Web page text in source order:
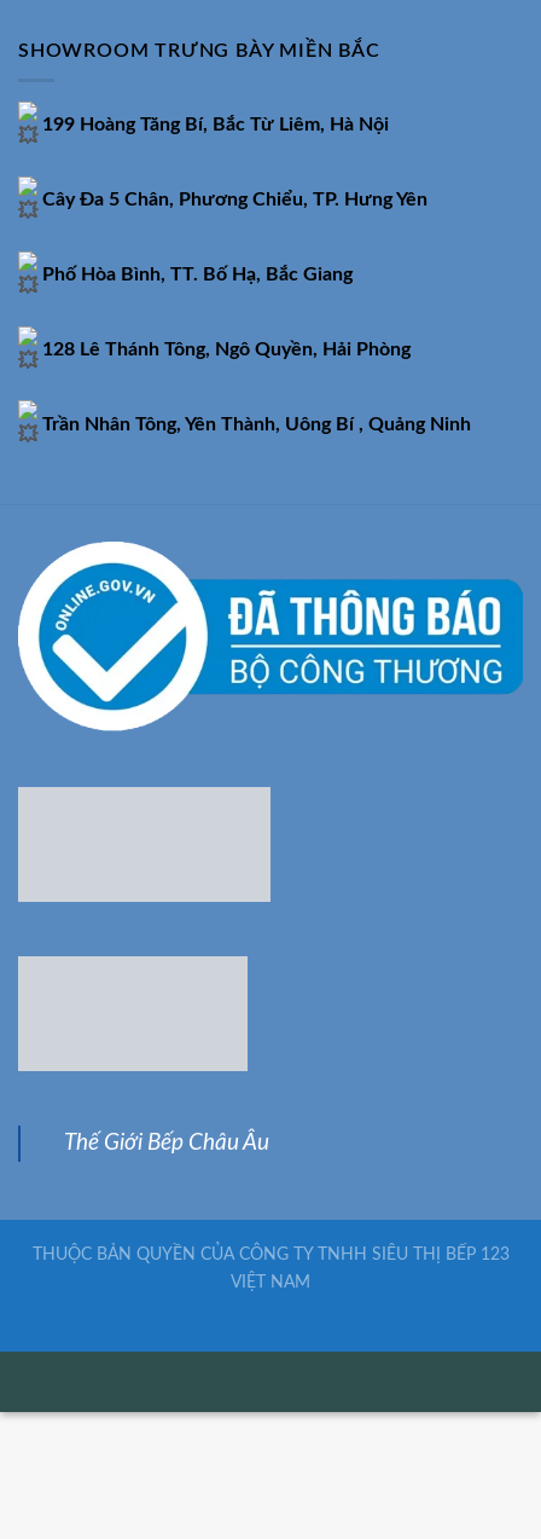
SHOWROOM TRƯNG BÀY MIỀN BẮC
199 Hoàng Tăng Bí, Bắc Từ Liêm, Hà Nội
Cây Đa 5 Chân, Phương Chiểu, TP. Hưng Yên
Phố Hòa Bình, TT. Bố Hạ, Bắc Giang
128 Lê Thánh Tông, Ngô Quyền, Hải Phòng
Trần Nhân Tông, Yên Thành, Uông Bí , Quảng Ninh
Thế Giới Bếp Châu Âu
THUỘC BẢN QUYỀN CỦA CÔNG TY TNHH SIÊU THỊ BẾP 123
VIỆT NAM